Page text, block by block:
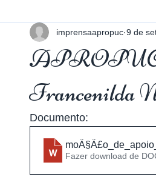
APROPUC
Francenilda
imprensaapropuc 9 de
Documento:
Fazer download de